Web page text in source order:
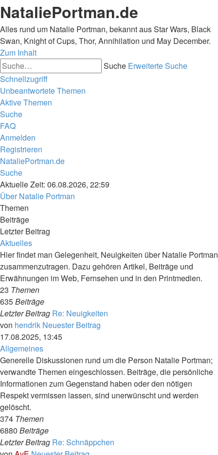
NataliePortman.de
Alles rund um Natalie Portman, bekannt aus Star Wars, Black
Swan, Knight of Cups, Thor, Annihilation und May December.
Zum Inhalt
Suche Erweiterte Suche
Schnellzugriff
Unbeantwortete Themen
Aktive Themen
Suche
FAQ
Anmelden
Registrieren
NataliePortman.de
Suche
Aktuelle Zeit: 06.08.2026, 22:59
Über Natalie Portman
Themen
Beiträge
Letzter Beitrag
Aktuelles
Hier findet man Gelegenheit, Neuigkeiten über Natalie Portman
zusammenzutragen. Dazu gehören Artikel, Beiträge und
Erwähnungen im Web, Fernsehen und in den Printmedien.
23 Themen
635Beiträge
Letzter Beitrag Re: Neuigkeiten
von hendrik Neuester Beitrag
17.08.2025, 13:45
Allgemeines
Generelle Diskussionen rund um die Person Natalie Portman;
verwandte Themen eingeschlossen. Beiträge, die persönliche
Informationen zum Gegenstand haben oder den nötigen
Respekt vermissen lassen, sind unerwünscht und werden
gelöscht.
374 Themen
6880 Beiträge
Letzter Beitrag Re: Schnäppchen